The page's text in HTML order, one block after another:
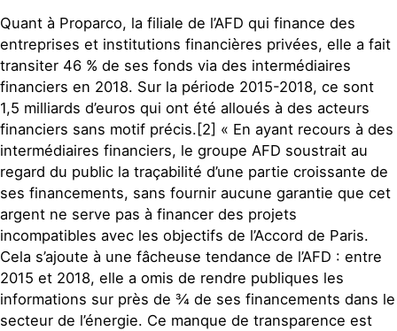
Quant à Proparco, la filiale de l’AFD qui finance des
entreprises et institutions financières privées, elle a fait
transiter 46 % de ses fonds via des intermédiaires
financiers en 2018. Sur la période 2015-2018, ce sont
1,5 milliards d’euros qui ont été alloués à des acteurs
financiers sans motif précis.[2] « En ayant recours à des
intermédiaires financiers, le groupe AFD soustrait au
regard du public la traçabilité d’une partie croissante de
ses financements, sans fournir aucune garantie que cet
argent ne serve pas à financer des projets
incompatibles avec les objectifs de l’Accord de Paris.
Cela s’ajoute à une fâcheuse tendance de l’AFD : entre
2015 et 2018, elle a omis de rendre publiques les
informations sur près de ¾ de ses financements dans le
secteur de l’énergie. Ce manque de transparence est